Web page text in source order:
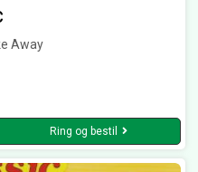
Away
Ring og bestil